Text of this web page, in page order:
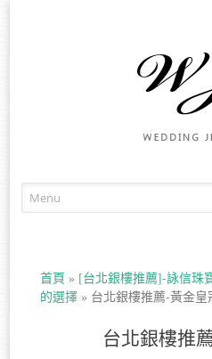
首頁 » [台北銀樓推薦]-詠信珠
的選擇 » 台北銀樓推薦-黃金皇
台北銀樓推